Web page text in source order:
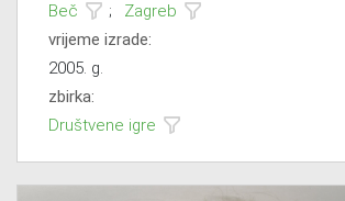
Beč
;
Zagreb
vrijeme izrade:
2005. g.
zbirka:
Društvene igre